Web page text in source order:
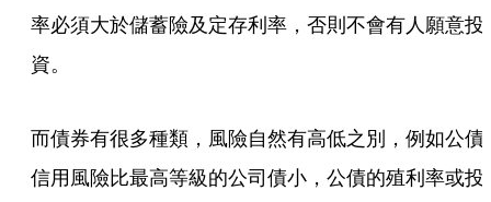
率必須大於儲蓄險及定存利率，否則不會有人願意投
資。
而債券有很多種類，風險自然有高低之別，例如公債
信用風險比最高等級的公司債小，公債的殖利率或投